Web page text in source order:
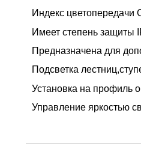
Индекс цветопередачи
Имеет степень защиты
Предназначена для
Подсветка
Установка на профиль
Управление яркостью